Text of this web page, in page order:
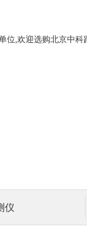
位,欢迎选购北京中科
仪